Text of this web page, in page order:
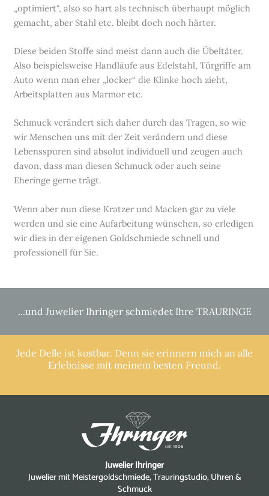
„optimiert“, also so hart als technisch überhaupt möglich
gemacht, aber Stahl etc. bleibt doch noch härter.
Diese beiden Stoffe sind meist dann auch die Übeltäter.
Also beispielsweise Handläufe aus Edelstahl, Türgriffe am
Auto wenn man eher „locker“ die Klinke hoch zieht,
Arbeitsplatten aus Marmor etc.
Schmuck verändert sich daher durch das Tragen, so wie
wir Menschen uns mit der Zeit verändern und diese
Lebensspuren sind absolut individuell und zeugen auch
davon, dass man diesen Schmuck oder auch seine
Eheringe gerne trägt.
Wenn aber nun diese Kratzer und Macken gar zu viele
werden und sie eine Aufarbeitung wünschen, so erledigen
wir dies in der eigenen Goldschmiede schnell und
professionell für Sie.
...und Juwelier Ihringer schmiedet Ihre TRAURINGE
Jede Delle ist kostbar. Denn sie erinnern mich an alle
Erlebnisse mit meinem besten Freund.
Juwelier Ihringer
Juwelier mit Meistergoldschmiede, Trauringstudio, Uhren &
Schmuck